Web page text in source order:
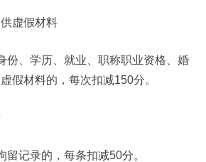
虚假材料
份、学历、就业、职称职业资格、婚
假材料的，每次扣减150分。
留记录的，每条扣减50分。